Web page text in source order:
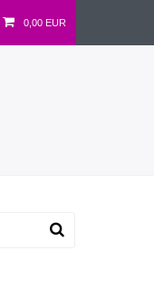
0,00 EUR